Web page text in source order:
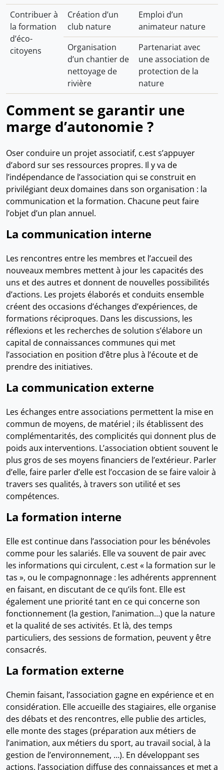
Contribuer à
la formation
d’éco-
citoyens
Création d’un
club nature
Emploi d’un
animateur nature
Organisation
d’un chantier de
nettoyage de
rivière
Partenariat avec
une association de
protection de la
nature
Comment se garantir une
marge d’autonomie ?
Oser conduire un projet associatif, c.est s’appuyer
d’abord sur ses ressources propres. Il y va de
l’indépendance de l’association qui se construit en
privilégiant deux domaines dans son organisation : la
communication et la formation. Chacune peut faire
l’objet d’un plan annuel.
La communication interne
Les rencontres entre les membres et l’accueil des
nouveaux membres mettent à jour les capacités des
uns et des autres et donnent de nouvelles possibilités
d’actions. Les projets élaborés et conduits ensemble
créent des occasions d’échanges d’expériences, de
formations réciproques. Dans les discussions, les
réflexions et les recherches de solution s’élabore un
capital de connaissances communes qui met
l’association en position d’être plus à l’écoute et de
prendre des initiatives.
La communication externe
Les échanges entre associations permettent la mise en
commun de moyens, de matériel ; ils établissent des
complémentarités, des complicités qui donnent plus de
poids aux interventions. L’association obtient souvent le
plus gros de ses moyens financiers de l’extérieur. Parler
d’elle, faire parler d’elle est l’occasion de se faire valoir à
travers ses qualités, à travers son utilité et ses
compétences.
La formation interne
Elle est continue dans l’association pour les bénévoles
comme pour les salariés. Elle va souvent de pair avec
les informations qui circulent, c.est « la formation sur le
tas », ou le compagnonnage : les adhérents apprennent
en faisant, en discutant de ce qu’ils font. Elle est
également une priorité tant en ce qui concerne son
fonctionnement (la gestion, l’animation…) que la nature
et la qualité de ses activités. Et là, des temps
particuliers, des sessions de formation, peuvent y être
consacrés.
La formation externe
Chemin faisant, l’association gagne en expérience et en
considération. Elle accueille des stagiaires, elle organise
des débats et des rencontres, elle publie des articles,
elle monte des stages (préparation aux métiers de
l’animation, aux métiers du sport, au travail social, à la
gestion de l’environnement, …). En développant ses
actions, l’association diffuse des connaissances et met a